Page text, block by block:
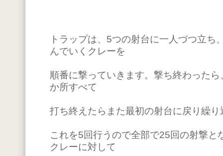
トラップは、5つの射台に一人づつ立ち
んでいくクレーを
順番に撃っていきます。撃ち終わった
か所すべて
打ち終えたらまた最初の射台に戻り繰
これを5回行うので全部で25回の射撃と
クレーに対して